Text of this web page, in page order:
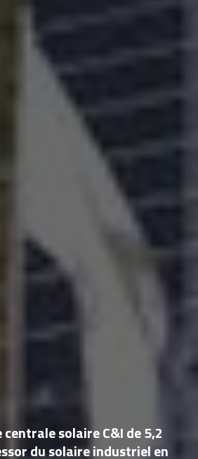
centrale solaire C&I de 5,2
du solaire industriel en